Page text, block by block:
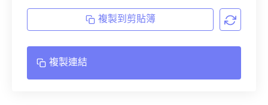
複製到剪貼簿
複製連結